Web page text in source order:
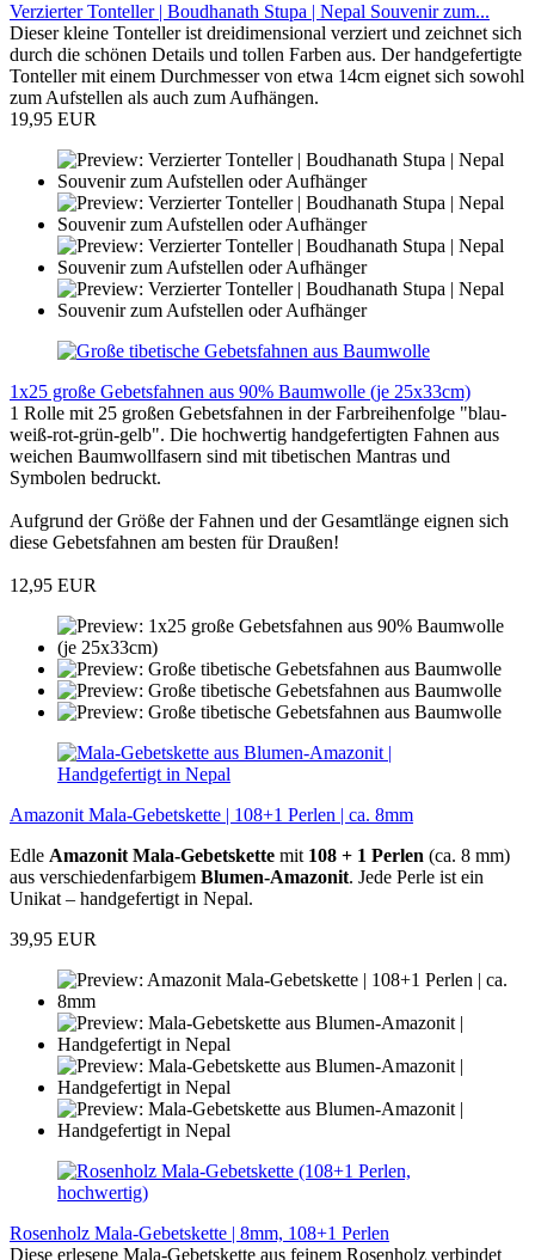
Verzierter Tonteller | Boudhanath Stupa | Nepal Souvenir zum...
Dieser kleine Tonteller ist dreidimensional verziert und zeichnet sich
durch die schönen Details und tollen Farben aus. Der handgefertigte
Tonteller mit einem Durchmesser von etwa 14cm eignet sich sowohl
zum Aufstellen als auch zum Aufhängen.
19,95 EUR
1x25 große Gebetsfahnen aus 90% Baumwolle (je 25x33cm)
1 Rolle mit 25 großen Gebetsfahnen in der Farbreihenfolge "blau-
weiß-rot-grün-gelb". Die hochwertig handgefertigten Fahnen aus
weichen Baumwollfasern sind mit tibetischen Mantras und
Symbolen bedruckt.
Aufgrund der Größe der Fahnen und der Gesamtlänge eignen sich
diese Gebetsfahnen am besten für Draußen!
12,95 EUR
Amazonit Mala-Gebetskette | 108+1 Perlen | ca. 8mm
Edle Amazonit Mala-Gebetskette mit 108 + 1 Perlen (ca. 8 mm)
aus verschiedenfarbigem Blumen-Amazonit. Jede Perle ist ein
Unikat – handgefertigt in Nepal.
39,95 EUR
Rosenholz Mala-Gebetskette | 8mm, 108+1 Perlen
Diese erlesene Mala-Gebetskette aus feinem Rosenholz verbindet